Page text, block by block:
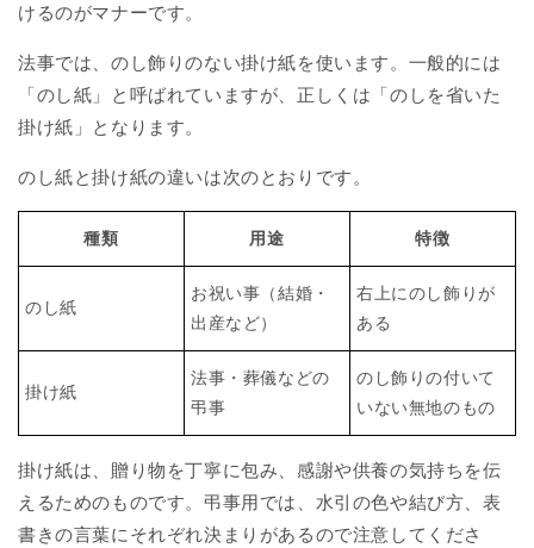
けるのがマナーです。
法事では、のし飾りのない掛け紙を使います。一般的には
「のし紙」と呼ばれていますが、正しくは「のしを省いた
掛け紙」となります。
のし紙と掛け紙の違いは次のとおりです。
種類 用途 特徴
のし紙
お祝い事（結婚・
出産など）
右上にのし飾りが
ある
掛け紙
法事・葬儀などの
弔事
のし飾りの付いて
いない無地のもの
掛け紙は、贈り物を丁寧に包み、感謝や供養の気持ちを伝
えるためのものです。弔事用では、水引の色や結び方、表
書きの言葉にそれぞれ決まりがあるので注意してくださ